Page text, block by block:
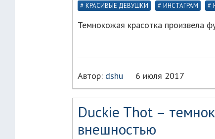
КРАСИВЫЕ ДЕВУШКИ ИНСТАГРАМ
Темнокожая красотка произвела
Автор: dshu 6 июля 2017
Duckie Thot –
внешностью